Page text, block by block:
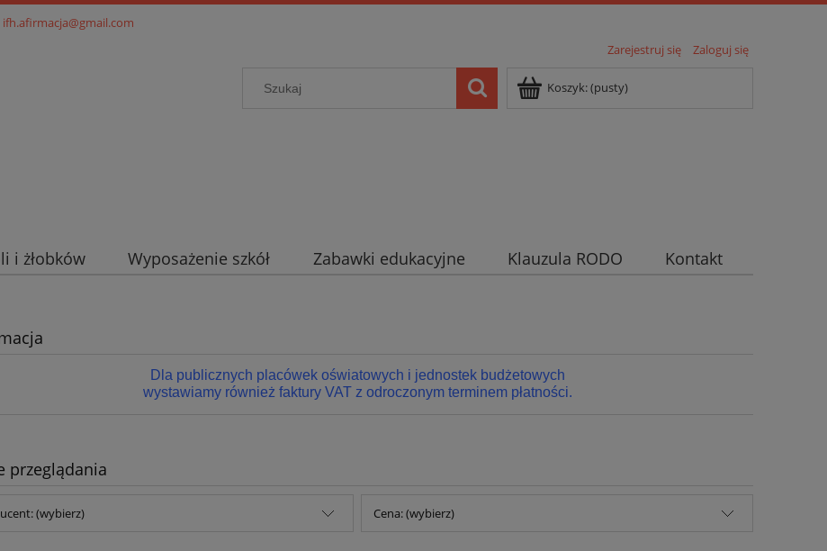
ifh.afirmacja@gmail.com
Zarejestruj się
Zaloguj się
Koszyk:(pusty)
i żłobków Wyposażenie szkół Zabawki edukacyjne Klauzula RODO Kontakt
Dla publicznych placówek oświatowych i jednostek budżetowych
wystawiamy również faktury VAT z odroczonym terminem płatności.
przeglądania
(wybierz) Cena: (wybierz)